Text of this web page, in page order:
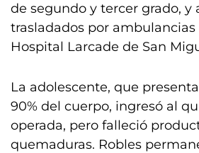
de segundo y tercer grado, y
trasladados por ambulancias
Hospital Larcade de San
La adolescente, que
90% del cuerpo, ingresó al
operada, pero falleció
quemaduras. Robles